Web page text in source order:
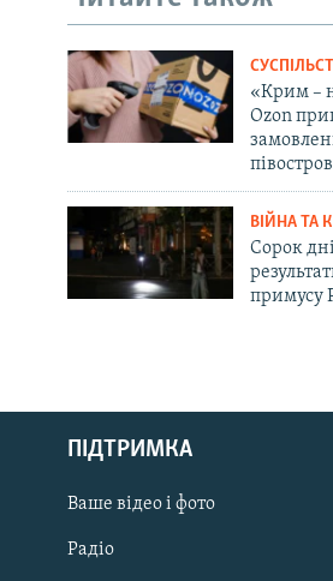
Русский
Qırımtatar
ДОЛУЧАЙСЯ!
«Крим –
Ozon
ВІЙНА ТА
Сорок
примусу
ПІДТРИМКА
Ваше відео і фото
Радіо